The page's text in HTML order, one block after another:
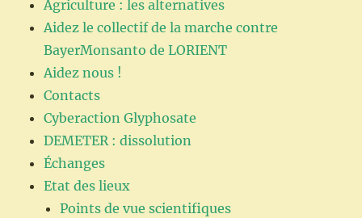
Agriculture : les alternatives
Aidez le collectif de la marche contre
BayerMonsanto de LORIENT
Aidez nous !
Contacts
Cyberaction Glyphosate
DEMETER : dissolution
Échanges
Etat des lieux
Points de vue scientifiques